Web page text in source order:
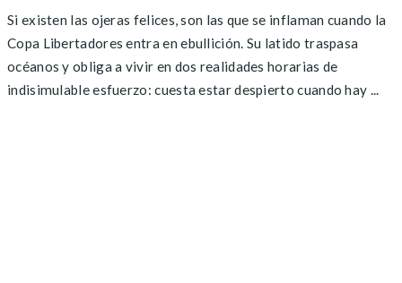
Si existen las ojeras felices, son las que se inflaman cuando la
Copa Libertadores entra en ebullición. Su latido traspasa
océanos y obliga a vivir en dos realidades horarias de
indisimulable esfuerzo: cuesta estar despierto cuando hay ...